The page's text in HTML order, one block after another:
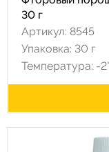
30 г
Артикул: 8545
Упаковка: 30 г
Температура: -